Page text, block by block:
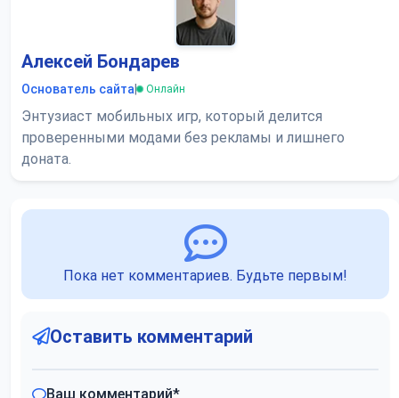
Алексей Бондарев
Основатель сайта| Онлайн
Энтузиаст мобильных игр, который делится
проверенными модами без рекламы и лишнего
доната.
Пока нет комментариев. Будьте первым!
Оставить комментарий
Ваш комментарий*